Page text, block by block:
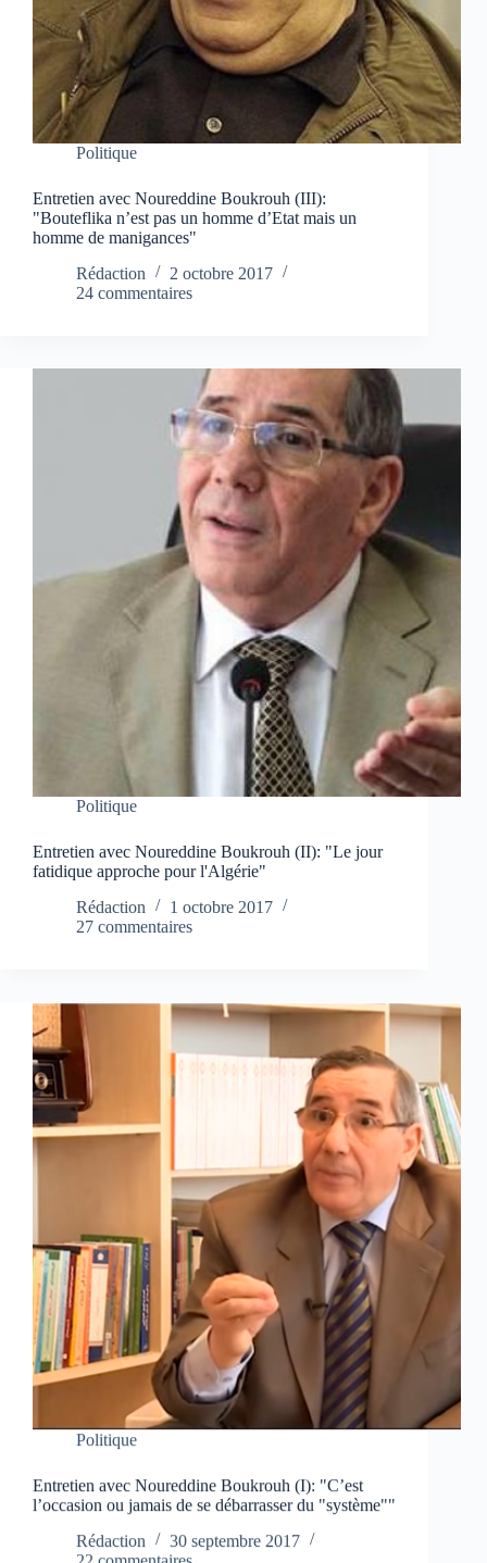
Politique
Entretien avec Noureddine Boukrouh (III):
"Bouteflika n’est pas un homme d’Etat mais un
homme de manigances"
Rédaction
2 octobre 2017
24 commentaires
Politique
Entretien avec Noureddine Boukrouh (II): "Le jour
fatidique approche pour l'Algérie"
Rédaction
1 octobre 2017
27 commentaires
Politique
Entretien avec Noureddine Boukrouh (I): "C’est
l’occasion ou jamais de se débarrasser du "système""
Rédaction
30 septembre 2017